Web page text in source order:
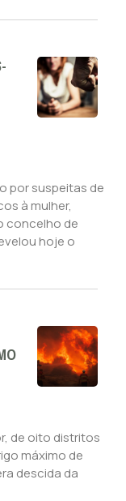
por suspeitas de
à mulher,
concelho de
hoje o
de oito distritos
máximo de
descida da